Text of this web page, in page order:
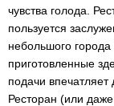
чувства голода.
пользуется
небольшого
приготовленные
подачи
Ресторан (или